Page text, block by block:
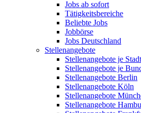
Jobs ab sofort
Tätigkeitsbereiche
Beliebte Jobs
Jobbörse
Jobs Deutschland
Stellenangebote
Stellenangebote je Stadt
Stellenangebote je
Stellenangebote Berlin
Stellenangebote Köln
Stellenangebote
Stellenangebote